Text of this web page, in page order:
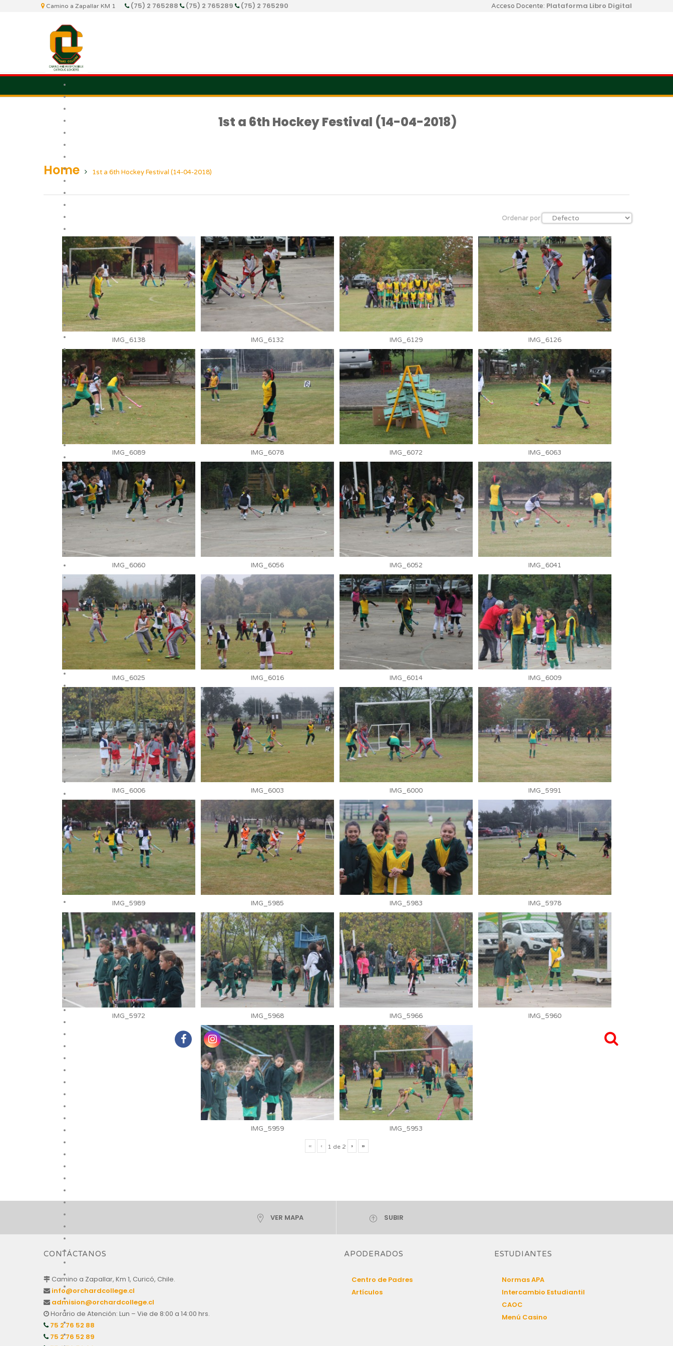
Camino a Zapallar KM 1 (75) 2 765288 (75) 2 765289 (75) 2 765290 Acceso Docente: Plataforma Libro Digital
1st a 6th Hockey Festival (14-04-2018)
Home 1st a 6th Hockey Festival (14-04-2018)
Ordenar por
IMG_6138 IMG_6132 IMG_6129 IMG_6126
IMG_6089 IMG_6078 IMG_6072 IMG_6063
IMG_6060 IMG_6056 IMG_6052 IMG_6041
IMG_6025 IMG_6016 IMG_6014 IMG_6009
IMG_6006 IMG_6003 IMG_6000 IMG_5991
IMG_5989 IMG_5985 IMG_5983 IMG_5978
IMG_5972 IMG_5968 IMG_5966 IMG_5960
IMG_5959 IMG_5953
« ‹ 1 de 2 › »
VER MAPA SUBIR
CONTÁCTANOS
Camino a Zapallar, Km 1, Curicó, Chile.
info@orchardcollege.cl
admision@orchardcollege.cl
Horario de Atención: Lun – Vie de 8:00 a 14:00 hrs.
75 2 76 52 88
75 2 76 52 89
APODERADOS
Centro de Padres
Artículos
ESTUDIANTES
Normas APA
Intercambio Estudiantil
CAOC
Menú Casino